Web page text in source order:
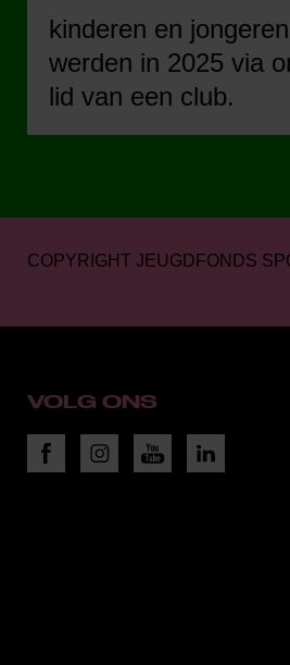
kinderen en jongeren
werden in 2025 via
lid van een club.
COPYRIGHT JEUGDFONDS
VOLG ONS